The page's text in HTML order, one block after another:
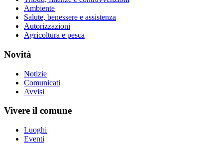
Ambiente
Salute, benessere e assistenza
Autorizzazioni
Agricoltura e pesca
Novità
Notizie
Comunicati
Avvisi
Vivere il comune
Luoghi
Eventi